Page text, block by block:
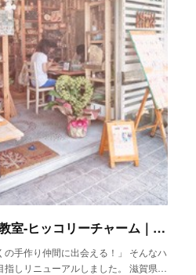
滋賀県大津市の手作り教室-ヒッコリーチャーム｜30種類の手作りレッスン
の手作り仲間に出会える！」 そんなハ
指しリニューアルしました。 滋賀県…